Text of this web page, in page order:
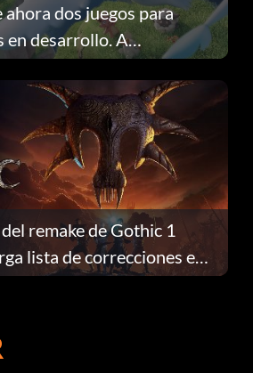
dos juegos para
en desarrollo. A
explicamos por qué.
remake de Gothic 1
lista de correcciones en